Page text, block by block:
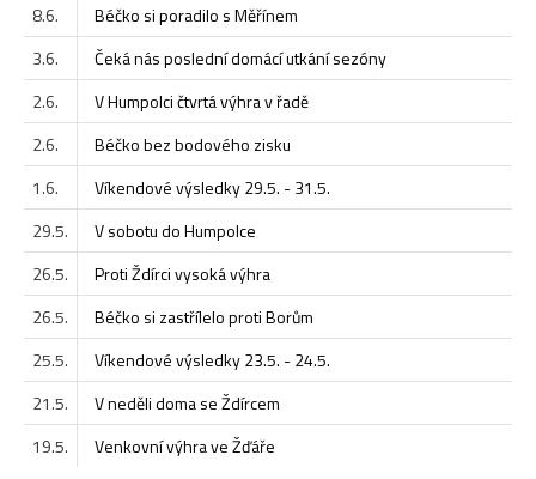
8.6.
Béčko si poradilo s Měřínem
3.6.
Čeká nás poslední domácí utkání sezóny
2.6.
V Humpolci čtvrtá výhra v řadě
2.6.
Béčko bez bodového zisku
1.6.
Víkendové výsledky 29.5. - 31.5.
29.5.
V sobotu do Humpolce
26.5.
Proti Ždírci vysoká výhra
26.5.
Béčko si zastřílelo proti Borům
25.5.
Víkendové výsledky 23.5. - 24.5.
21.5.
V neděli doma se Ždírcem
19.5.
Venkovní výhra ve Žďáře